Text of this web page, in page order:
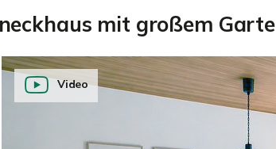
mit großem
Video